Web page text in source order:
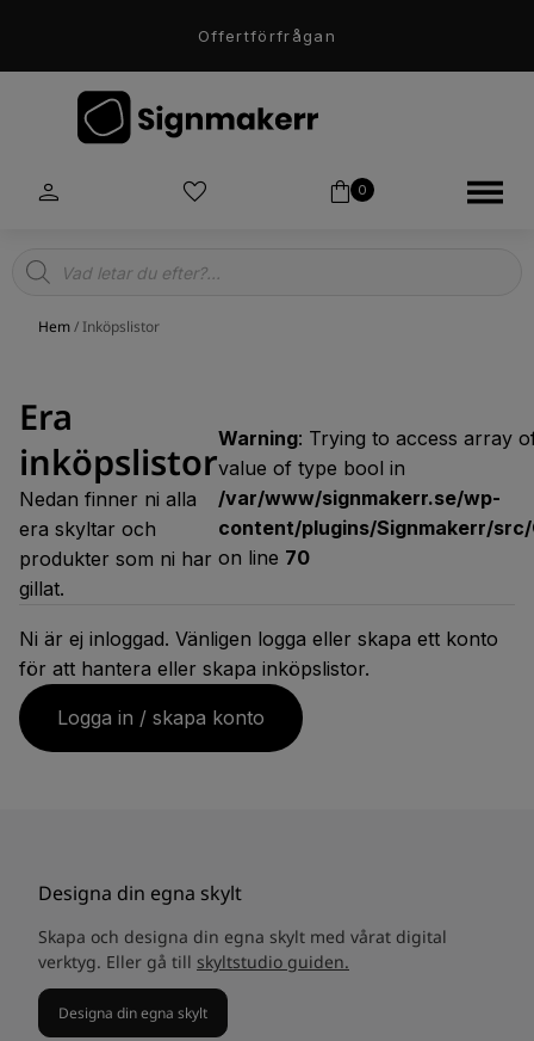
Offertförfrågan
0
Products
search
Hem/ Inköpslistor
Era
inköpslistor
Nedan finner ni alla
era skyltar och
produkter som ni har
gillat.
Warning: Trying to access array
value of type bool in
/var/www/signmakerr.se/wp-
content/plugins/Signmakerr/
on line 70
Ni är ej inloggad. Vänligen logga eller skapa ett konto
för att hantera eller skapa inköpslistor.
Logga in / skapa konto
Designa din egna skylt
Skapa och designa din egna skylt med vårat digital
verktyg. Eller gå till skyltstudio guiden.
Designa din egna skylt